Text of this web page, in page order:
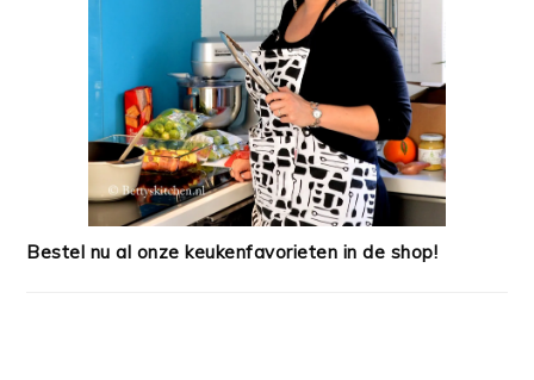
Bestel nu al onze keukenfavorieten in de shop!